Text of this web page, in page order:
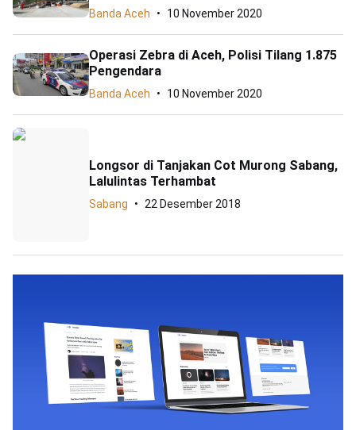
Banda Aceh 10 November 2020
Operasi Zebra di Aceh, Polisi Tilang 1.875
Pengendara
Banda Aceh 10 November 2020
Longsor di Tanjakan Cot Murong Sabang,
Lalulintas Terhambat
Sabang 22 Desember 2018